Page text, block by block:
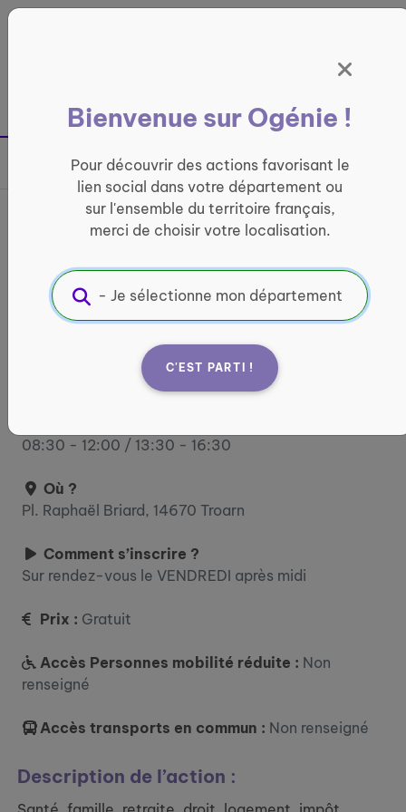
France entière
Bienvenue sur Ogénie !
Pour découvrir des actions favorisant le
lien social dans votre département ou
sur l'ensemble du territoire français,
merci de choisir votre localisation.
C'EST PARTI !
Partager sur
France services Troarn
INFORMATIQUE ET ACCÈS AUX DROITS
Informations pratiques :
lundi : 08:30 - 12:00 / 13:30 - 17:30 mardi : 08:30
08:30 - 12:00 / 13:30 - 16:30
Où ?
Pl. Raphaël Briard, 14670 Troarn
Comment s’inscrire ?
Sur rendez-vous le VENDREDI après midi
Prix : Gratuit
Accès Personnes mobilité réduite : Non
renseigné
Accès transports en commun : Non renseigné
Description de l’action :
Panneau de gestion des cookies